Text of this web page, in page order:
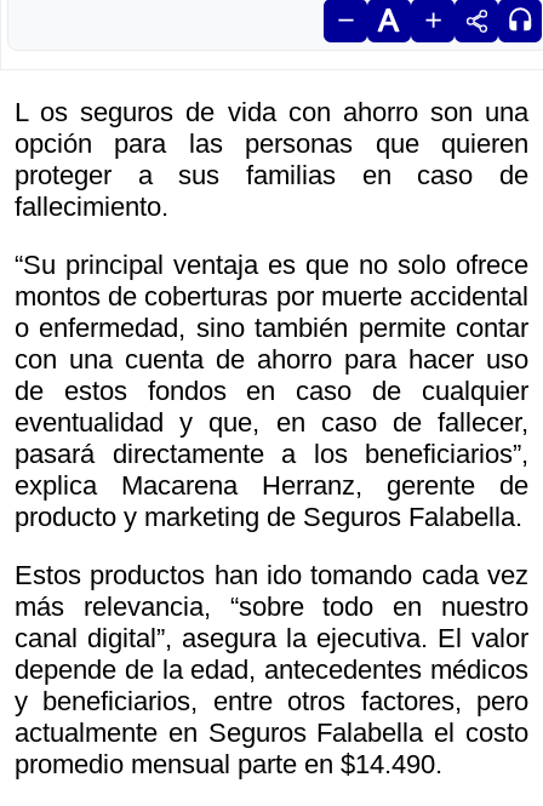
L os seguros de vida con ahorro son una
opción para las personas que quieren
proteger a sus familias en caso de
fallecimiento.
“Su principal ventaja es que no solo ofrece
montos de coberturas por muerte accidental
o enfermedad, sino también permite contar
con una cuenta de ahorro para hacer uso
de estos fondos en caso de cualquier
eventualidad y que, en caso de fallecer,
pasará directamente a los beneficiarios”,
explica Macarena Herranz, gerente de
producto y marketing de Seguros Falabella.
Estos productos han ido tomando cada vez
más relevancia, “sobre todo en nuestro
canal digital”, asegura la ejecutiva. El valor
depende de la edad, antecedentes médicos
y beneficiarios, entre otros factores, pero
actualmente en Seguros Falabella el costo
promedio mensual parte en $14.490.